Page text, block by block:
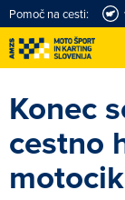
Pomoč na cesti:
Konec
cestno